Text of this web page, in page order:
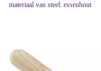
materiaal van steel: essenhout